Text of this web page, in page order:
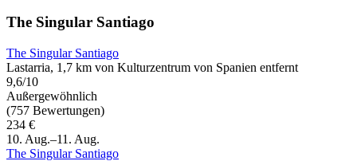
The Singular Santiago
The Singular Santiago
Lastarria, 1,7 km von Kulturzentrum von Spanien entfernt
9,6/10
Außergewöhnlich
(757 Bewertungen)
234 €
10. Aug.–11. Aug.
The Singular Santiago